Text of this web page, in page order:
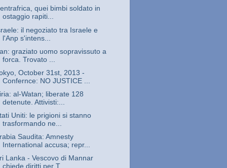
quei bimbi soldato in
ostaggio rapiti...
il negoziato tra Israele e
l'Anp s'intens...
graziato uomo sopravissuto a
forca. Trovato ...
October 31st, 2013 -
Confernce: NO JUSTICE ...
al-Watan; liberate 128
detenute. Attivisti:...
Uniti: le prigioni si stanno
trasformando ne...
Saudita: Amnesty
International accusa; repr...
Lanka - Vescovo di Mannar
chiede diritti per T...